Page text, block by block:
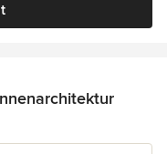
Sternen